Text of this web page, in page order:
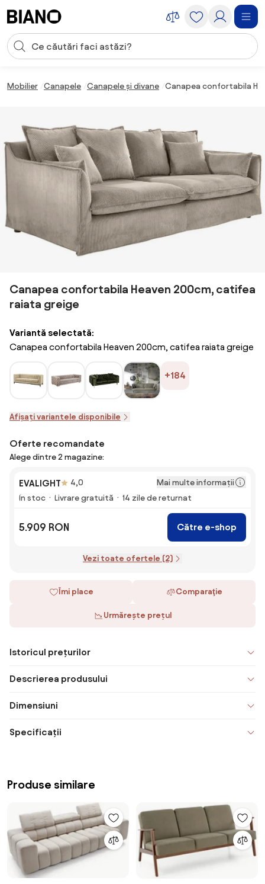
Introducerea căutării
Mobilier Canapele Canapele și divane Canapea confortabila
Canapea confortabila Heaven 200cm, catifea
raiata greige
Variantă selectată:
Canapea confortabila Heaven 200cm, catifea raiata greige
+184
Afișați variantele disponibile
Oferte recomandate
Alege dintre 2 magazine:
EVALIGHT 4,0
Mai multe informații
În stoc
Livrare gratuită 14 zile de returnat
5.909 RON Către e-shop
Vezi toate ofertele (2)
Îmi place Comparaţie
Urmărește prețul
Istoricul prețurilor
Descrierea produsului
Dimensiuni
Specificații
Produse similare